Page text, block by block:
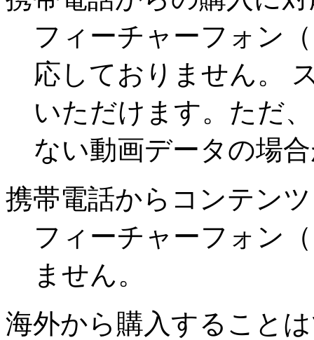
フィーチャーフォン
応しておりません。
いただけます。ただ
ない動画データの場
携帯電話からコンテン
フィーチャーフォン
ません。
海外から購入すること